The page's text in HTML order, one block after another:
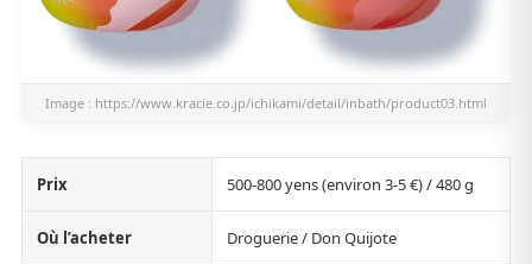
Image : https://www.kracie.co.jp/ichikami/detail/inbath/product03.html
Prix 500-800 yens (environ 3-5 €) / 480 g
Où l’acheter Droguerie / Don Quijote